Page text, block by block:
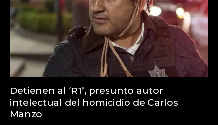
Detienen al ‘R1’, presunto autor
intelectual del homicidio de Carlos
Manzo